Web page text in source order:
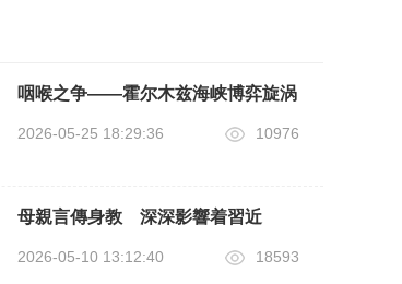
咽喉之争——霍尔木兹海峡博弈旋涡
2026-05-25 18:29:36 10976
母親言傳身教 深深影響着習近
2026-05-10 13:12:40 18593